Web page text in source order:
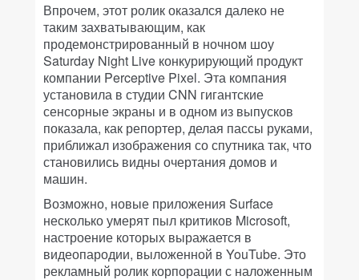
Впрочем, этот ролик оказался далеко не
таким захватывающим, как
продемонстрированный в ночном шоу
Saturday Night Live конкурирующий продукт
компании Perceptive Pixel. Эта компания
установила в студии CNN гигантские
сенсорные экраны и в одном из выпусков
показала, как репортер, делая пассы руками,
приближал изображения со спутника так, что
становились видны очертания домов и
машин.
Возможно, новые приложения Surface
несколько умерят пыл критиков Microsoft,
настроение которых выражается в
видеопародии, выложенной в YouTube. Это
рекламный ролик корпорации с наложенным